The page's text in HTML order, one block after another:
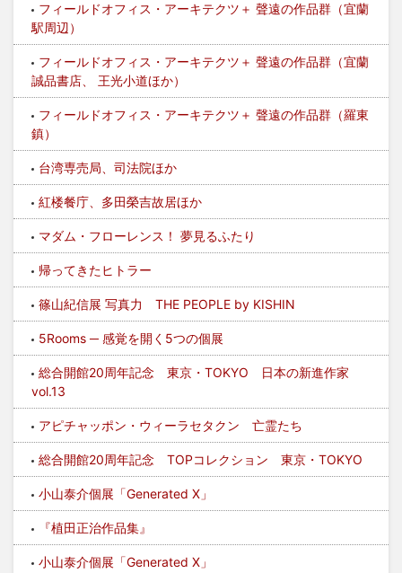
フィールドオフィス・アーキテクツ＋ 聲遠の作品群（宜蘭
駅周辺）
フィールドオフィス・アーキテクツ＋ 聲遠の作品群（宜蘭
誠品書店、 王光小道ほか）
フィールドオフィス・アーキテクツ＋ 聲遠の作品群（羅東
鎮）
台湾専売局、司法院ほか
紅楼餐庁、多田榮吉故居ほか
マダム・フローレンス！ 夢見るふたり
帰ってきたヒトラー
篠山紀信展 写真力 THE PEOPLE by KISHIN
5Rooms ─ 感覚を開く5つの個展
総合開館20周年記念 東京・TOKYO 日本の新進作家
vol.13
アピチャッポン・ウィーラセタクン 亡霊たち
総合開館20周年記念 TOPコレクション 東京・TOKYO
小山泰介個展「Generated X」
『植田正治作品集』
小山泰介個展「Generated X」